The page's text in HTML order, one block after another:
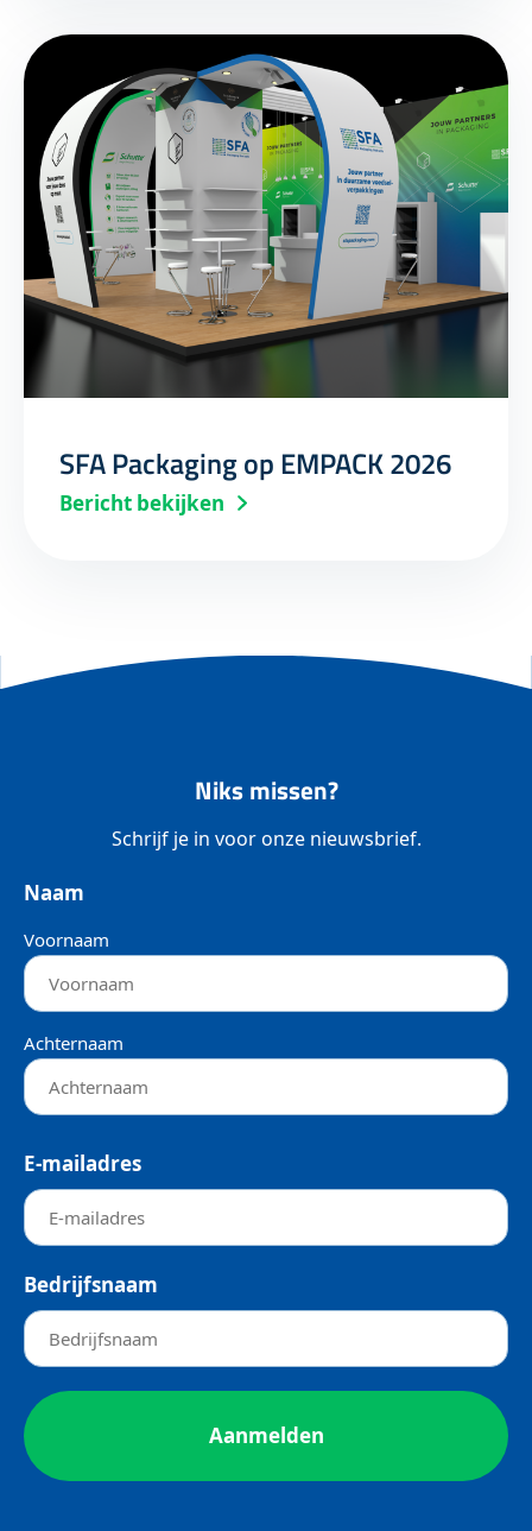
SFA Packaging op EMPACK 2026
Bericht bekijken
Niks missen?
Schrijf je in voor onze nieuwsbrief.
Naam
Voornaam
Achternaam
E-mailadres
Bedrijfsnaam